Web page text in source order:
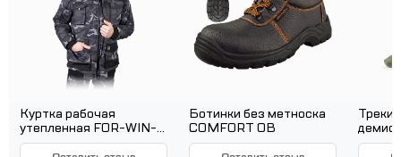
Тройные и двойные швы
Многочисленные сплошные закрепки,
дополнительно укрепляющие места, особенно
подверженные разрыву
6 карманов, дополнительный усиленный карман
для меры
Куртка рабочая
утепленная FOR-WIN-J
MOB
Ботинки без метноска
COMFORT OB